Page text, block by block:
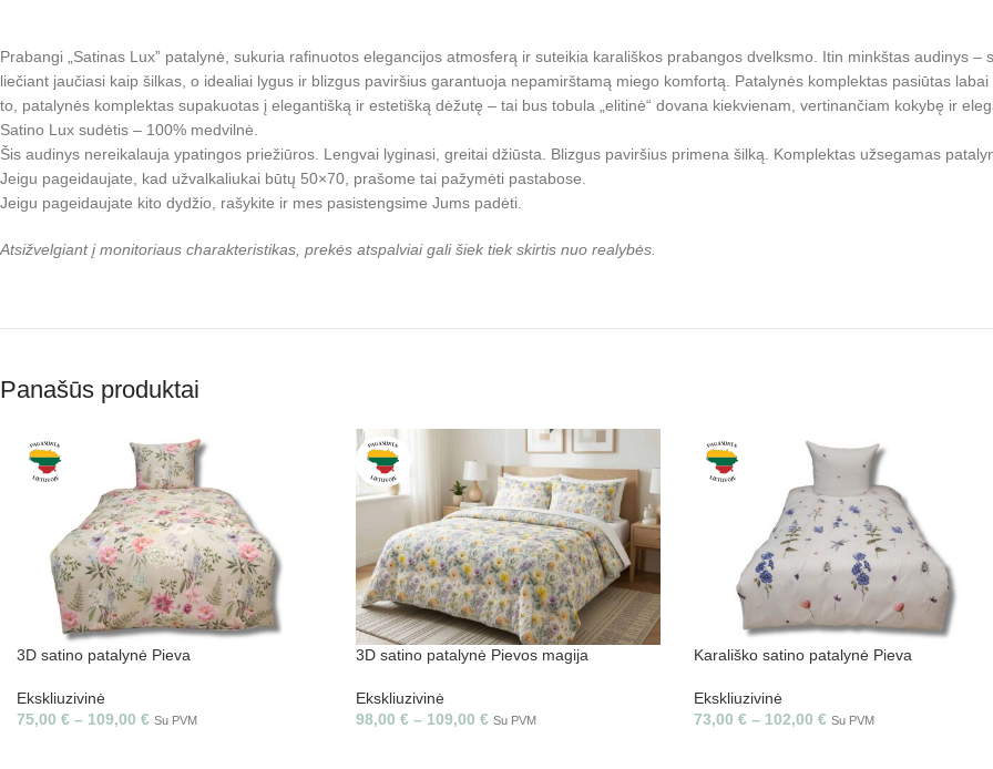
Prabangi „Satinas Lux” patalynė, sukuria rafinuotos elegancijos atmosferą ir suteikia karališkos prabangos dvelksmo. Itin minkštas audinys –
liečiant jaučiasi kaip šilkas, o idealiai lygus ir blizgus paviršius garantuoja nepamirštamą miego komfortą. Patalynės komplektas pasiūtas
to, patalynės komplektas supakuotas į elegantišką ir estetišką dėžutę – tai bus tobula „elitinė“ dovana kiekvienam, vertinančiam kokybę ir
Satino Lux sudėtis – 100% medvilnė.
Šis audinys nereikalauja ypatingos priežiūros. Lengvai lyginasi, greitai džiūsta. Blizgus paviršius primena šilką. Komplektas užsegamas
Jeigu pageidaujate, kad užvalkaliukai būtų 50×70, prašome tai pažymėti pastabose.
Jeigu pageidaujate kito dydžio, rašykite ir mes pasistengsime Jums padėti.
Atsižvelgiant į monitoriaus charakteristikas, prekės atspalviai gali šiek tiek skirtis nuo realybės.
Panašūs produktai
3D satino patalynė Pieva
Ekskliuzivinė
75,00 € – 109,00 € Su PVM
3D satino patalynė Pievos magija
Ekskliuzivinė
98,00 € – 109,00 € Su PVM
Karališko satino patalynė Pieva
Ekskliuzivinė
73,00 € – 102,00 € Su PVM